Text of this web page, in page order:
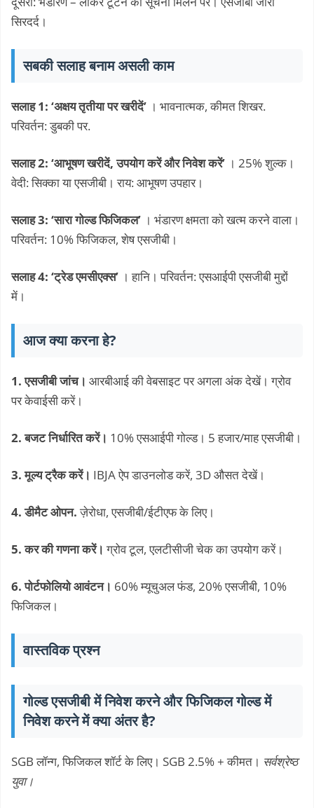
सिरदर्द।
सबकी सलाह बनाम असली काम
सलाह 1: ‘अक्षय तृतीया पर खरीदें’ । भावनात्मक, कीमत शिखर.
परिवर्तन: डुबकी पर.
सलाह 2: ‘आभूषण खरीदें, उपयोग करें और निवेश करें’ । 25% शुल्क।
वेदी: सिक्का या एसजीबी। राय: आभूषण उपहार।
सलाह 3: ‘सारा गोल्ड फिजिकल’ । भंडारण क्षमता को खत्म करने वाला।
परिवर्तन: 10% फिजिकल, शेष एसजीबी।
सलाह 4: ‘ट्रेड एमसीएक्स’ । हानि। परिवर्तन: एसआईपी एसजीबी मुद्दों
में।
आज क्या करना हे?
1. एसजीबी जांच। आरबीआई की वेबसाइट पर अगला अंक देखें। ग्रोव
पर केवाईसी करें।
2. बजट निर्धारित करें। 10% एसआईपी गोल्ड। 5 हजार/माह एसजीबी।
3. मूल्य ट्रैक करें। IBJA ऐप डाउनलोड करें, 3D औसत देखें।
4. डीमैट ओपन.ज़ेरोधा, एसजीबी/ईटीएफ के लिए।
5. कर की गणना करें। ग्रोव टूल, एलटीसीजी चेक का उपयोग करें।
6. पोर्टफोलियो आवंटन। 60% म्यूचुअल फंड, 20% एसजीबी, 10%
फिजिकल।
वास्तविक प्रश्न
गोल्ड एसजीबी में निवेश करने और फिजिकल गोल्ड में
निवेश करने में क्या अंतर है?
SGB ​​लॉन्ग, फिजिकल शॉर्ट के लिए। SGB 2.5% + कीमत। सर्वश्रेष्ठ
युवा।